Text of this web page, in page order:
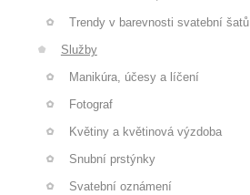
Trendy v barevnosti svatební šatů
Služby
Manikúra, účesy a líčení
Fotograf
Květiny a květinová výzdoba
Snubní prstýnky
Svatební oznámení